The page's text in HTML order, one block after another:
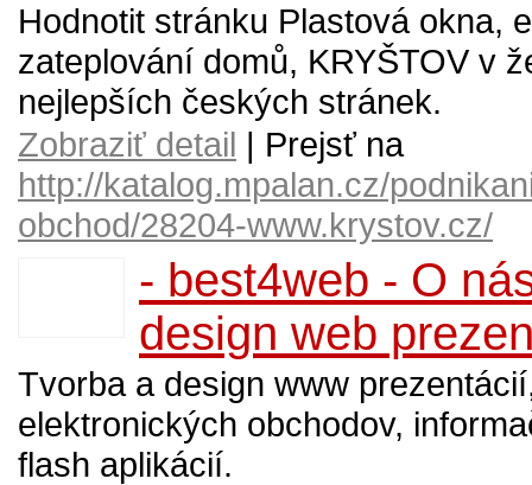
Hodnotit stránku Plastová okna,
zateplování domů, KRYŠTOV v
nejlepších českých stránek.
Zobraziť detail | Prejsť na
http://katalog.mpalan.cz/
obchod/28204-www.krystov.cz/
- best4web - O
design web
Tvorba a design www
elektronických obchodov,
flash aplikácií.